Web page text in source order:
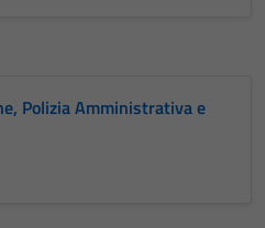
Polizia Amministrativa e